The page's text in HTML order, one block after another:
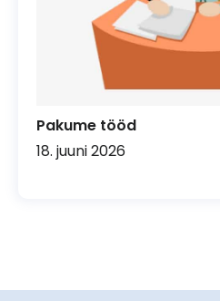
Pakume tööd
18. juuni 2026